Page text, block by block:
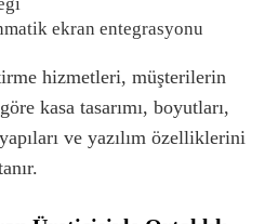
ekran entegrasyonu
hizmetleri, müşterilerin
kasa tasarımı, boyutları,
ve yazılım özelliklerini